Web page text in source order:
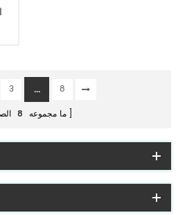
3 ...
8
ما مجموعه 8